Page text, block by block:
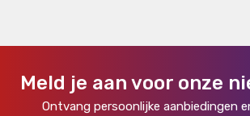
Meld je aan voor onze
Ontvang persoonlijke aanbiedingen